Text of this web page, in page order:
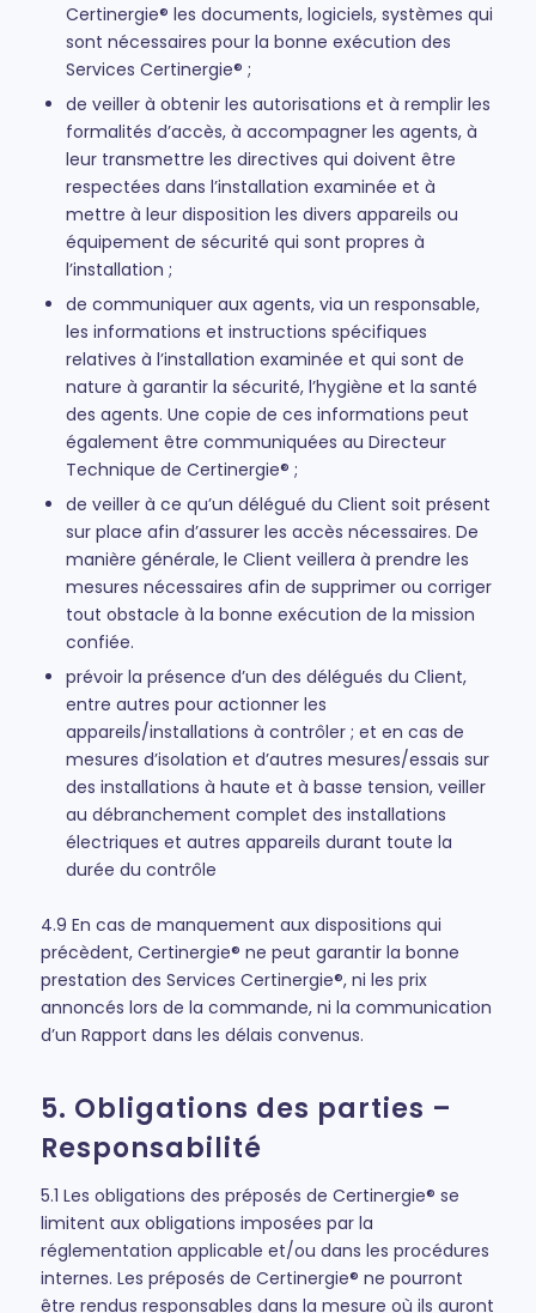
Certinergie® les documents, logiciels, systèmes qui
sont nécessaires pour la bonne exécution des
Services Certinergie® ;
de veiller à obtenir les autorisations et à remplir les
formalités d’accès, à accompagner les agents, à
leur transmettre les directives qui doivent être
respectées dans l’installation examinée et à
mettre à leur disposition les divers appareils ou
équipement de sécurité qui sont propres à
l’installation ;
de communiquer aux agents, via un responsable,
les informations et instructions spécifiques
relatives à l’installation examinée et qui sont de
nature à garantir la sécurité, l’hygiène et la santé
des agents. Une copie de ces informations peut
également être communiquées au Directeur
Technique de Certinergie® ;
de veiller à ce qu’un délégué du Client soit présent
sur place afin d’assurer les accès nécessaires. De
manière générale, le Client veillera à prendre les
mesures nécessaires afin de supprimer ou corriger
tout obstacle à la bonne exécution de la mission
confiée.
prévoir la présence d’un des délégués du Client,
entre autres pour actionner les
appareils/installations à contrôler ; et en cas de
mesures d’isolation et d’autres mesures/essais sur
des installations à haute et à basse tension, veiller
au débranchement complet des installations
électriques et autres appareils durant toute la
durée du contrôle
4.9 En cas de manquement aux dispositions qui
précèdent, Certinergie® ne peut garantir la bonne
prestation des Services Certinergie®, ni les prix
annoncés lors de la commande, ni la communication
d’un Rapport dans les délais convenus.
5. Obligations des parties –
Responsabilité
5.1 Les obligations des préposés de Certinergie® se
limitent aux obligations imposées par la
réglementation applicable et/ou dans les procédures
internes. Les préposés de Certinergie® ne pourront
être rendus responsables dans la mesure où ils auront